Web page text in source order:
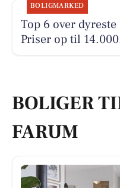
BOLIGMARKED
Top 6 over
Priser op til
BOLIGER
FARUM